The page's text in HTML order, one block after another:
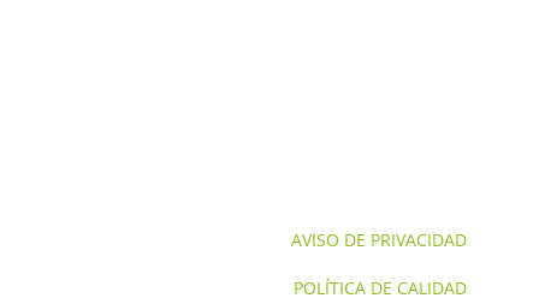
AVISO DE PRIVACIDAD
POLÍTICA DE CALIDAD